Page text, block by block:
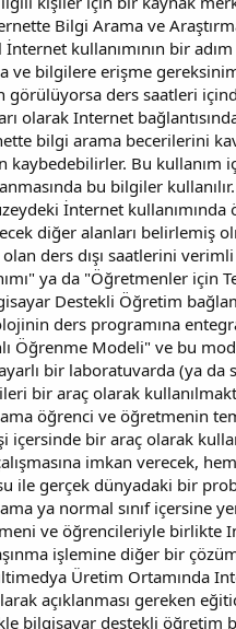
Bilgi Arama ve
İnternet kullanımının bir
ve bilgilere erişme
görülüyorsa ders saatleri
olarak Internet
bilgi arama becerilerini
kaybedebilirler. Bu kullanım
bu bilgiler kullanılır.
İnternet kullanımında
diğer alanları belirlemiş
olan ders dışı saatlerini
ya da "Öğretmenler için
Destekli Öğretim
ders programına
Öğrenme Modeli" ve bu
bir laboratuvarda (ya da
bir araç olarak
öğrenci ve öğretmenin
içersinde bir araç olarak
imkan verecek,
ile gerçek dünyadaki bir
ya normal sınıf içersine
ve öğrencileriyle birlikte
işlemine diğer bir
Üretim Ortamında
açıklanması gereken
bilgisayar destekli öğretim